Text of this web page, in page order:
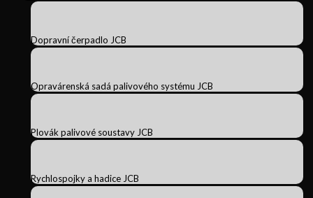
Dopravní čerpadlo JCB
Opravárenská sadá palivového systému JCB
Plovák palivové soustavy JCB
Rychlospojky a hadice JCB